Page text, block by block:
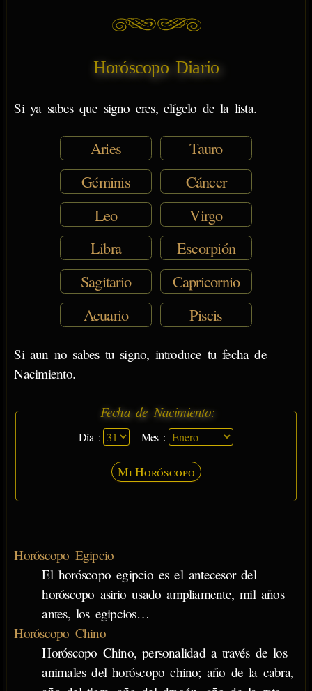
Horóscopo Diario
Si ya sabes que signo eres, elígelo de la lista.
Aries
Tauro
Géminis
Cáncer
Leo
Virgo
Libra
Escorpión
Sagitario
Capricornio
Acuario
Piscis
Si aun no sabes tu signo, introduce tu fecha de
Nacimiento.
Fecha de Nacimiento:
Día : Mes :
Mi Horóscopo
Horóscopo Egipcio
El horóscopo egipcio es el antecesor del
horóscopo asirio usado ampliamente, mil años
antes, los egipcios…
Horóscopo Chino
Horóscopo Chino, personalidad a través de los
animales del horóscopo chino; año de la cabra,